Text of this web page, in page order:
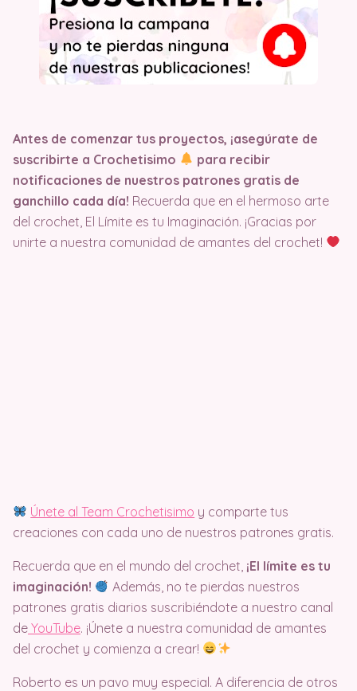
Antes de comenzar tus proyectos, ¡asegúrate de
suscribirte a Crochetisimo
para recibir
notificaciones de nuestros patrones gratis de
ganchillo cada día! Recuerda que en el hermoso arte
del crochet, El Límite es tu Imaginación. ¡Gracias por
unirte a nuestra comunidad de amantes del crochet!
Únete al Team Crochetisimo y comparte tus
creaciones con cada uno de nuestros patrones gratis.
Recuerda que en el mundo del crochet, ¡El límite es tu
imaginación!
Además, no te pierdas nuestros
patrones gratis diarios suscribiéndote a nuestro canal
de YouTube. ¡Únete a nuestra comunidad de amantes
del crochet y comienza a crear!
Roberto es un pavo muy especial. A diferencia de otros